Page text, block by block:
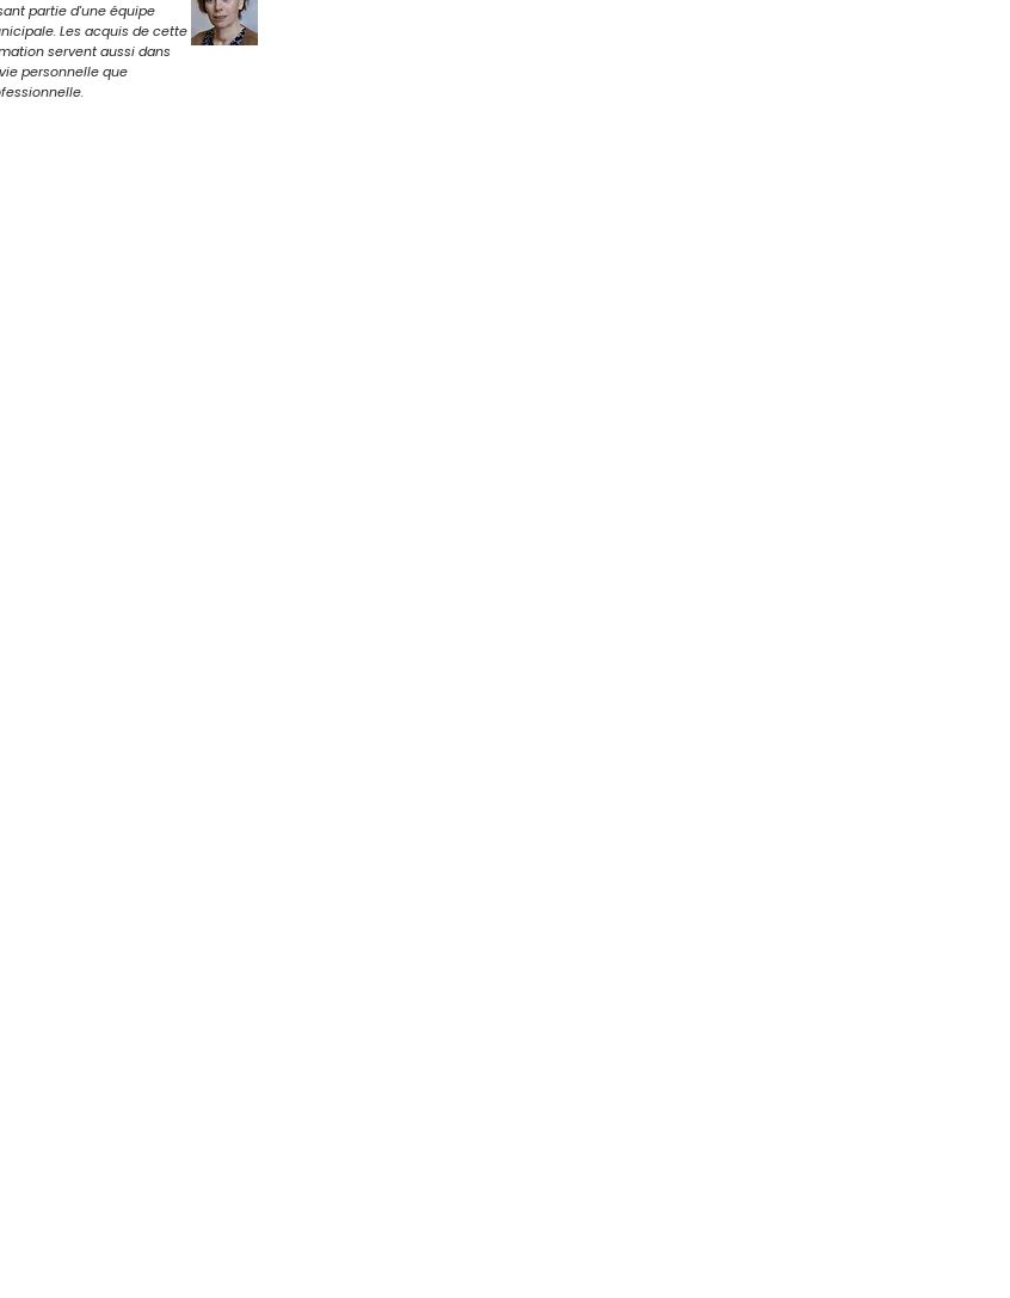
partie d'une équipe
Les acquis de cette
servent aussi dans
personnelle que